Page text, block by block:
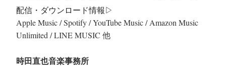
配信・ダウンロード情報▷
Apple Music / Spotify / YouTube Music / Amazon Music
Unlimited / LINE MUSIC 他
時田直也音楽事務所